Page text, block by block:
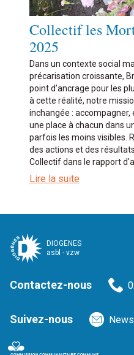
Collectif les
2025
Dans un contexte social
précarisation croissante,
point d’ancrage pour les
à cette réalité, notre
inchangée :
une place à chacun dans
parfois les moins visibles.
des actions et des
Collectif dans le rapport
Lire la suite
DIOGENES
asbl - vzw
Contactez-nous
Suivez-nous